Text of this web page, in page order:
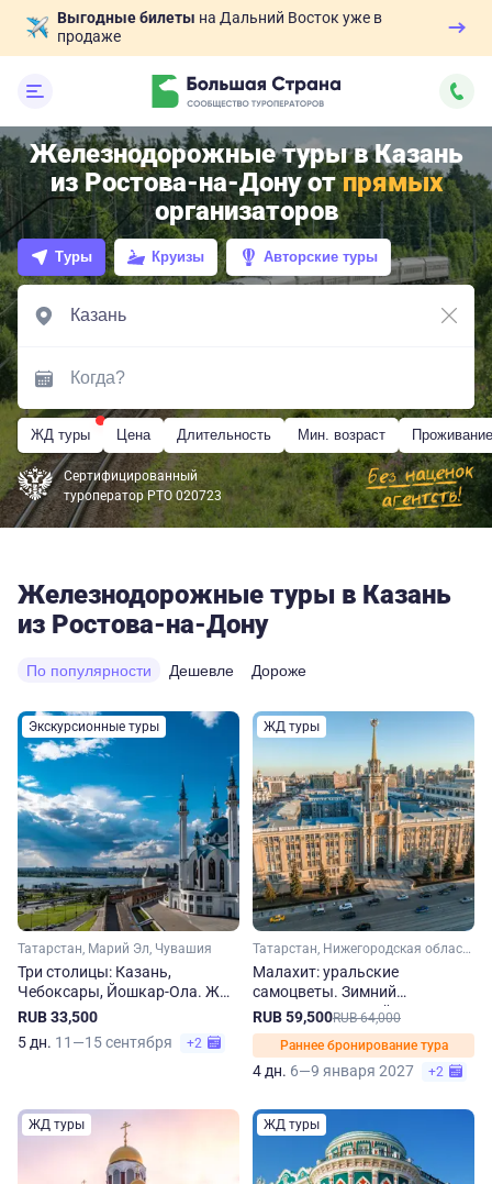
Выгодные билеты на Дальний Восток уже в
продаже
Железнодорожные туры в Казань
из Ростова-на-Дону отпрямых
организаторов
Туры Круизы Авторские туры
ЖД туры Цена Длительность Мин. возраст Проживание
Сертифицированный
туроператор РТО 020723
Железнодорожные туры в Казань
из Ростова-на-Дону
По популярности Дешевле Дороже
Экскурсионные туры
Татарстан, Марий Эл, Чувашия
Три столицы: Казань,
Чебоксары, Йошкар-Ола. ЖД-
тур из Перми
RUB 33,500
5 дн. 11—15 сентября +2
ЖД туры
Татарстан, Нижегородская область, Свердловская область, Урал
Малахит: уральские
самоцветы. Зимний
железнодорожный круиз в
Казань, Екатеринбург и
Нижний Новгород
RUB 59,500RUB 64,000
Раннее бронирование тура
4 дн. 6—9 января 2027 +2
ЖД туры ЖД туры